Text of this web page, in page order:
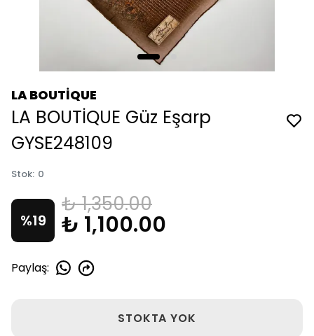
LA BOUTİQUE
LA BOUTİQUE Güz Eşarp
GYSE248109
Stok: 0
%19
₺ 1,350.00
₺ 1,100.00
Paylaş:
STOKTA YOK